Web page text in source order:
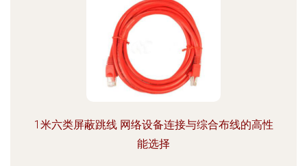
1米六类屏蔽跳线 网络设备连接与综合布线的高性
能选择